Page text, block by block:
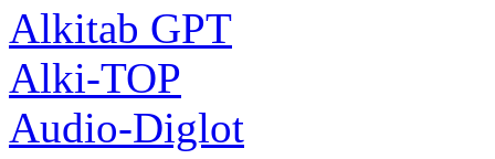
Alkitab GPT
Alki-TOP
Audio-Diglot